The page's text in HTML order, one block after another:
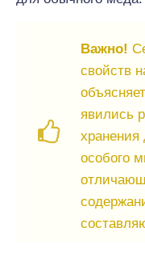
Важно!
свойств
явились
хранения
особого